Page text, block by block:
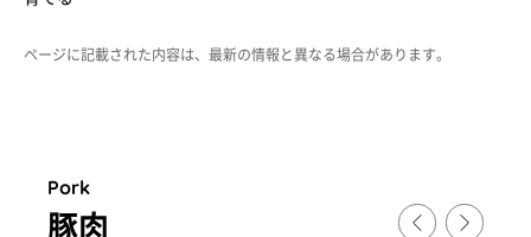
ページに記載された内容は、最新の情報と異なる場合があります。
Pork
豚肉